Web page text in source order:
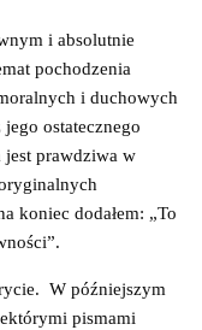
i absolutnie
pochodzenia
i duchowych
ostatecznego
prawdziwa w
koniec dodałem: „To
W późniejszym
pismami